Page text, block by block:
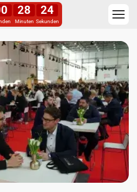
28
Minuten
24
Sekunden